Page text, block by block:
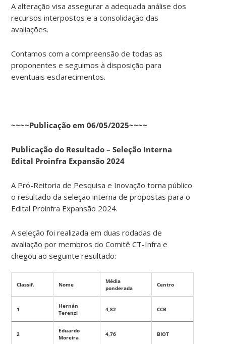
A alteração visa assegurar a adequada análise dos
recursos interpostos e a consolidação das
avaliações.
Contamos com a compreensão de todas as
proponentes e seguimos à disposição para
eventuais esclarecimentos.
~~~~Publicação em 06/05/2025~~~~
Publicação do Resultado – Seleção Interna
Edital Proinfra Expansão 2024
A Pró-Reitoria de Pesquisa e Inovação torna público
o resultado da seleção interna de propostas para o
Edital Proinfra Expansão 2024.
A seleção foi realizada em duas rodadas de
avaliação por membros do Comitê CT-Infra e
chegou ao seguinte resultado:
Classif. Nome
Média
ponderada
Centro
1
Hernán
Terenzi
4,82 CCB
2
Eduardo
Moreira
4,76 BIOT